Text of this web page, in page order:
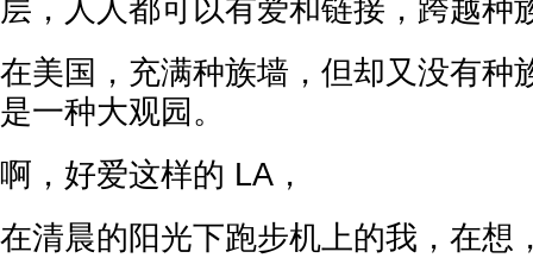
层，人人都可以有爱和链接，跨越种
在美国，充满种族墙，但却又没有种
是一种大观园。
啊，好爱这样的 LA，
在清晨的阳光下跑步机上的我，在想